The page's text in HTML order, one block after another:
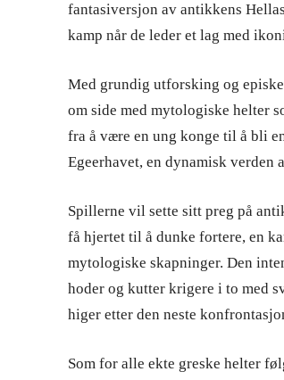
fantasiversjon av antikkens
kamp når de leder et lag med
Med grundig utforsking og
om side med mytologiske helter
fra å være en ung konge til å bli
Egeerhavet, en dynamisk verden
Spillerne vil sette sitt preg på
få hjertet til å dunke fortere, en
mytologiske skapninger. Den
hoder og kutter krigere i to med
higer etter den neste
Som for alle ekte greske helter